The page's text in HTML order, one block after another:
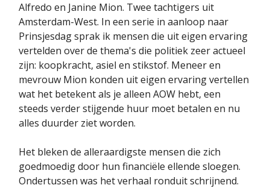
Alfredo en Janine Mion. Twee tachtigers uit
Amsterdam-West. In een serie in aanloop naar
Prinsjesdag sprak ik mensen die uit eigen ervaring
vertelden over de thema's die politiek zeer actueel
zijn: koopkracht, asiel en stikstof. Meneer en
mevrouw Mion konden uit eigen ervaring vertellen
wat het betekent als je alleen AOW hebt, een
steeds verder stijgende huur moet betalen en nu
alles duurder ziet worden.
Het bleken de alleraardigste mensen die zich
goedmoedig door hun financiële ellende sloegen.
Ondertussen was het verhaal ronduit schrijnend.